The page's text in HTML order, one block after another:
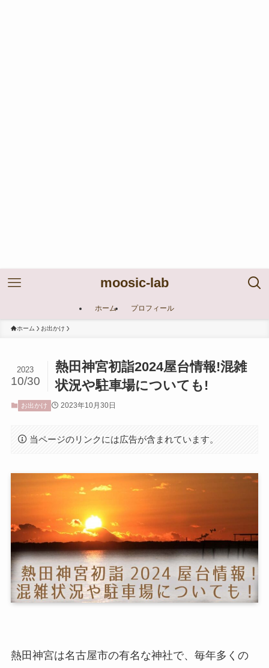
moosic-lab
ホーム プロフィール
ホーム お出かけ
熱田神宮初詣2024屋台情報!混雑
状況や駐車場についても!
2023
10/30
お出かけ 2023年10月30日
当ページのリンクには広告が含まれています。
熱田神宮は名古屋市の有名な神社で、毎年多くの